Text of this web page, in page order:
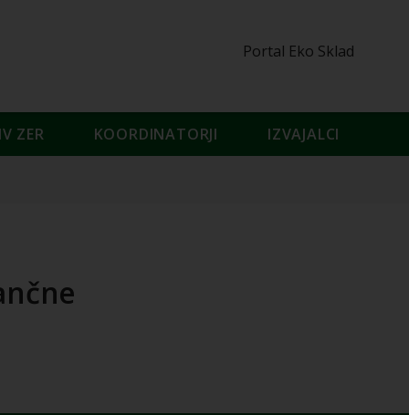
Portal Eko Sklad
ZER KOORDINATORJI IZVAJALCI